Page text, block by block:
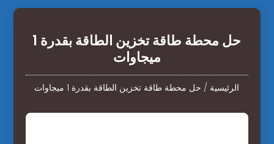
حل محطة طاقة تخزين الطاقة بقدرة 1
ميجاوات
الرئيسية / حل محطة طاقة تخزين الطاقة بقدرة 1 ميجاوات